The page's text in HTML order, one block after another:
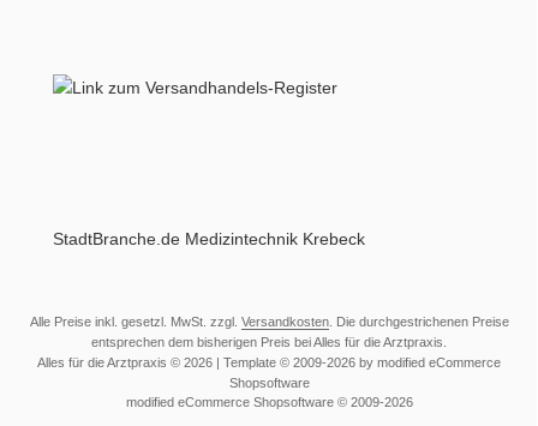
StadtBranche.de Medizintechnik Krebeck
Alle Preise inkl. gesetzl. MwSt. zzgl. Versandkosten. Die durchgestrichenen Preise
entsprechen dem bisherigen Preis bei Alles für die Arztpraxis.
Alles für die Arztpraxis © 2026 | Template © 2009-2026 by modified eCommerce
Shopsoftware
modified eCommerce Shopsoftware © 2009-2026